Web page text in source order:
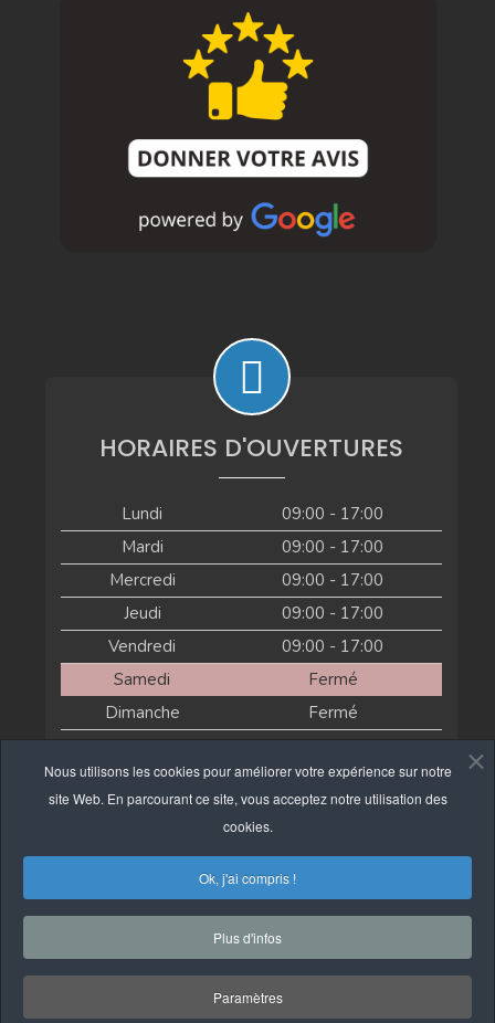
Nous utilisons les cookies pour améliorer votre expérience sur notre
site Web. En parcourant ce site, vous acceptez notre utilisation des
cookies.
Ok, j'ai compris !
Plus d'infos
Paramètres
HORAIRES D'OUVERTURES
Lundi
09:00 - 17:00
Mardi
09:00 - 17:00
Mercredi
09:00 - 17:00
Jeudi
09:00 - 17:00
Vendredi
09:00 - 17:00
Samedi
Fermé
Dimanche
Fermé
Actuellement fermé
Copyright © Economat 2026.Une réalisation de Panican Inc.
Politique de confidentialité